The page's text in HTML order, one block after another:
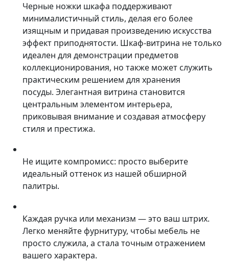
Черные ножки шкафа поддерживают
минималистичный стиль, делая его более
изящным и придавая произведению искусства
эффект приподнятости. Шкаф-витрина не только
идеален для демонстрации предметов
коллекционирования, но также может служить
практическим решением для хранения
посуды. Элегантная витрина становится
центральным элементом интерьера,
приковывая внимание и создавая атмосферу
стиля и престижа.
Не ищите компромисс: просто выберите
идеальный оттенок из нашей обширной
палитры.
Каждая ручка или механизм — это ваш штрих.
Легко меняйте фурнитуру, чтобы мебель не
просто служила, а стала точным отражением
вашего характера.